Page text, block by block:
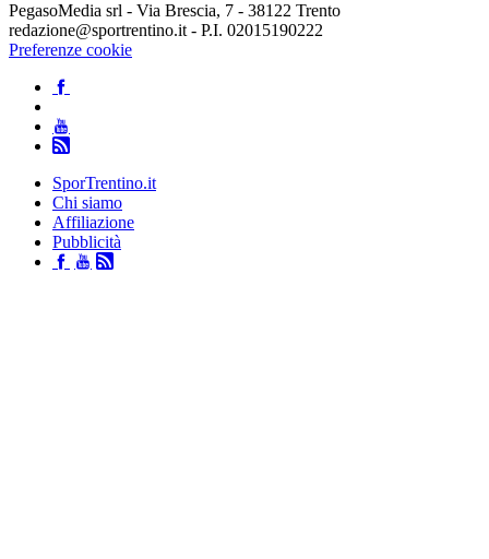
PegasoMedia srl - Via Brescia, 7 - 38122 Trento
redazione@sportrentino.it - P.I. 02015190222
Preferenze cookie
SporTrentino.it
Chi siamo
Affiliazione
Pubblicità